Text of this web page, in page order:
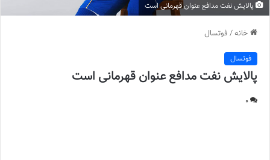
پالایش نفت مدافع عنوان قهرمانی است
خانه/ فوتسال
فوتسال
پالایش نفت مدافع عنوان قهرمانی است
0